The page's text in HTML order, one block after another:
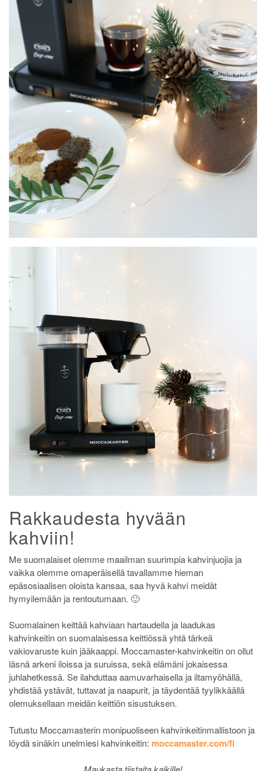
Rakkaudesta hyvään
kahviin!
Me suomalaiset olemme maailman suurimpia kahvinjuojia ja
vaikka olemme omaperäisellä tavallamme hieman
epäsosiaalisen oloista kansaa, saa hyvä kahvi meidät
hymyilemään ja rentoutumaan. 🙂
Suomalainen keittää kahviaan hartaudella ja laadukas
kahvinkeitin on suomalaisessa keittiössä yhtä tärkeä
vakiovaruste kuin jääkaappi. Moccamaster-kahvinkeitin on ollut
läsnä arkeni iloissa ja suruissa, sekä elämäni jokaisessa
juhlahetkessä. Se ilahduttaa aamuvarhaisella ja iltamyöhällä,
yhdistää ystävät, tuttavat ja naapurit, ja täydentää tyylikkäällä
olemuksellaan meidän keittiön sisustuksen.
Tutustu Moccamasterin monipuoliseen kahvinkeitinmallistoon ja
löydä sinäkin unelmiesi kahvinkeitin: moccamaster.com/fi